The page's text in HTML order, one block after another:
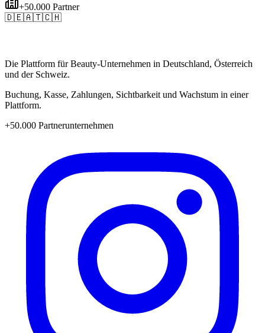
+50.000 Partner
🇩🇪🇦🇹🇨🇭
Die Plattform für Beauty-Unternehmen in Deutschland, Österreich
und der Schweiz.
Buchung, Kasse, Zahlungen, Sichtbarkeit und Wachstum in einer
Plattform.
+50.000 Partnerunternehmen